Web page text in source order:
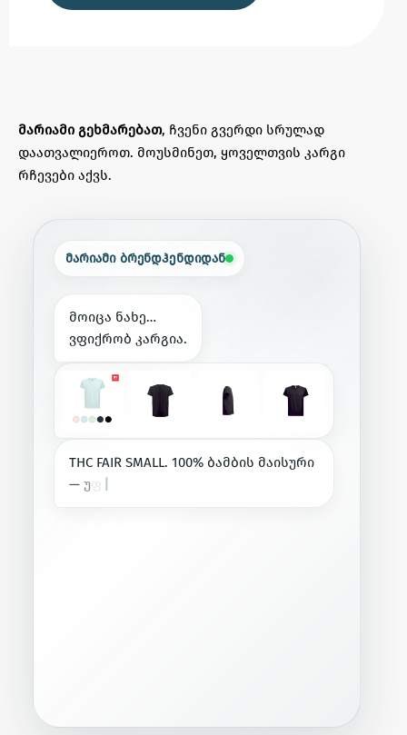
მარიამი გეხმარებათ, ჩვენი გვერდი სრულად
დაათვალიეროთ. მოუსმინეთ, ყოველთვის კარგი
რჩევები აქვს.
მარიამი ბრენდჰენდიდან
მოიცა ნახე…
ვფიქრობ კარგია.
THC FAIR SMALL. 100% ბამბის მაისური
— უფ